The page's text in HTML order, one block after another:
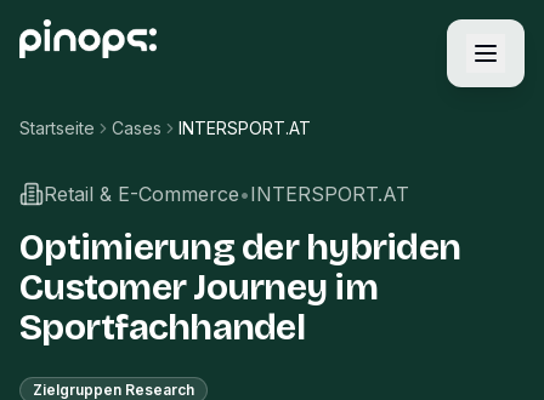
Startseite Cases INTERSPORT.AT
Retail & E-Commerce•INTERSPORT.AT
Optimierung der hybriden
Customer Journey im
Sportfachhandel
Zielgruppen Research